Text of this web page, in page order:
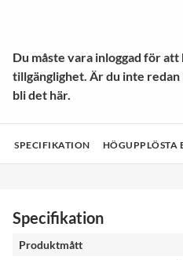
Du måste vara inloggad för att
tillgänglighet. Är du inte redan
bli det här.
SPECIFIKATION HÖGUPPLÖSTA
Specifikation
Produktmått